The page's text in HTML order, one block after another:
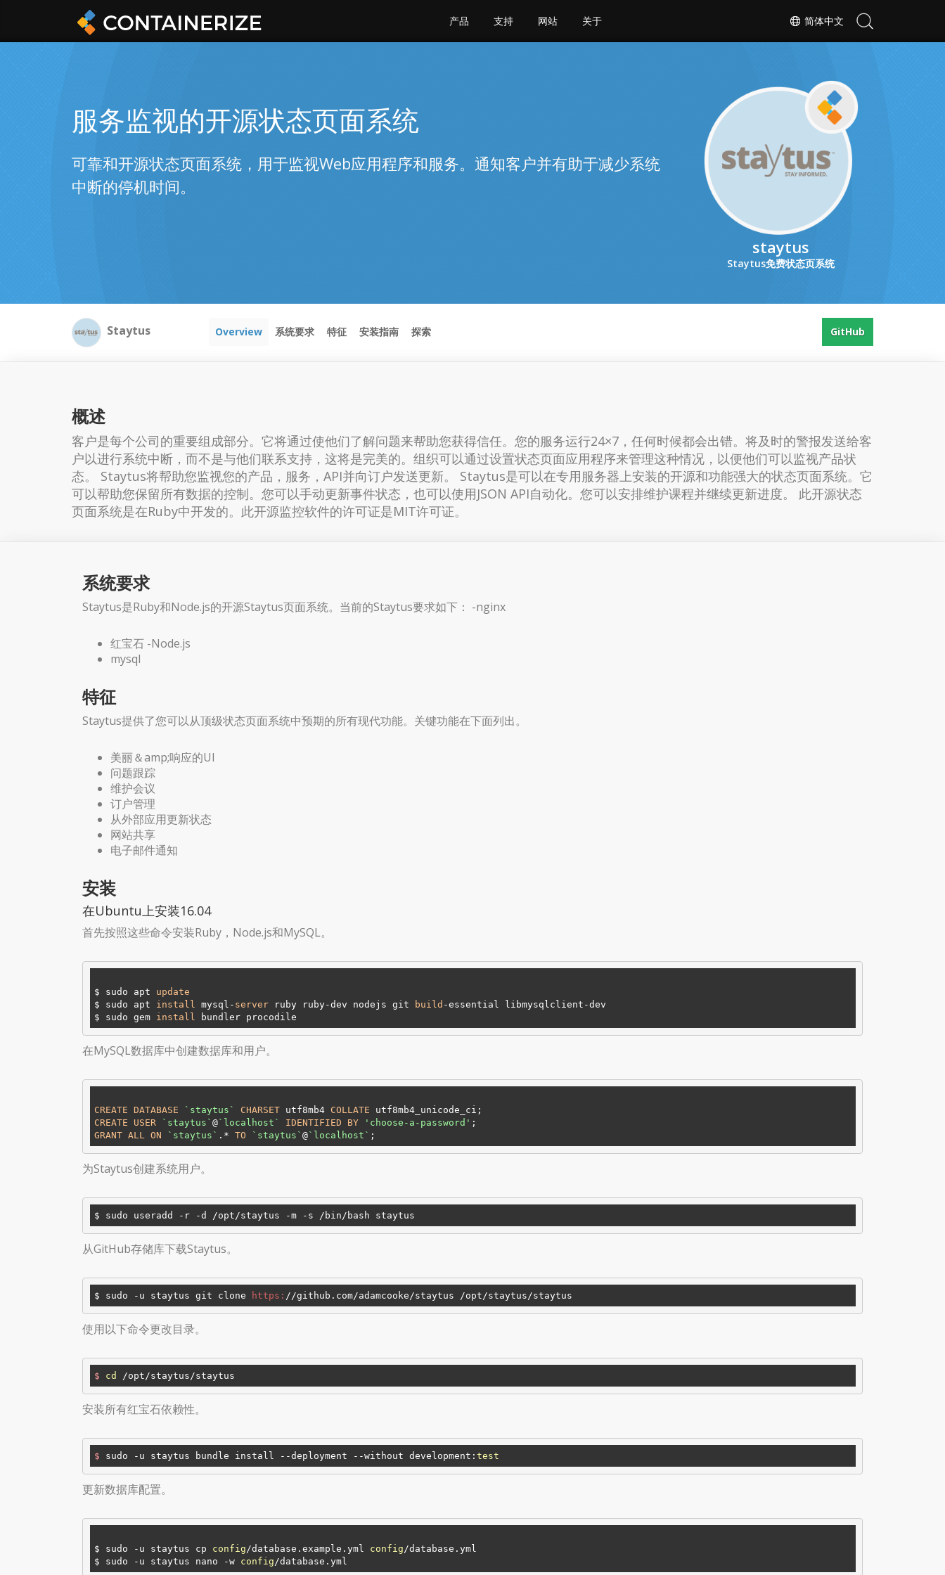
简体中文
产品 支持 网站 关于
staytus
Staytus免费状态页系统
服务监视的开源状态页面系统
可靠和开源状态页面系统，用于监视Web应用程序和服务。通知客户并有助于减少系统
中断的停机时间。
Staytus Overview 系统要求 特征 安装指南 探索 GitHub
概述
客户是每个公司的重要组成部分。它将通过使他们了解问题来帮助您获得信任。您的服务运行24×7，任何时候都会出错。将及时的警报发送给客
户以进行系统中断，而不是与他们联系支持，这将是完美的。组织可以通过设置状态页面应用程序来管理这种情况，以便他们可以监视产品状
态。 Staytus将帮助您监视您的产品，服务，API并向订户发送更新。 Staytus是可以在专用服务器上安装的开源和功能强大的状态页面系统。它
可以帮助您保留所有数据的控制。您可以手动更新事件状态，也可以使用JSON API自动化。您可以安排维护课程并继续更新进度。 此开源状态
页面系统是在Ruby中开发的。此开源监控软件的许可证是MIT许可证。
系统要求
Staytus是Ruby和Node.js的开源Staytus页面系统。当前的Staytus要求如下： -nginx
红宝石 -Node.js
mysql
特征
Staytus提供了您可以从顶级状态页面系统中预期的所有现代功能。关键功能在下面列出。
美丽＆amp;响应的UI
问题跟踪
维护会议
订户管理
从外部应用更新状态
网站共享
电子邮件通知
安装
在Ubuntu上安装16.04
首先按照这些命令安装Ruby，Node.js和MySQL。
$ sudo apt update
$ sudo apt install mysql- server ruby ruby-dev nodejs git build -essential libmysqlclient-dev
$ sudo gem install
在MySQL数据库中创建数据库和用户。
CREATE DATABASE `staytus` CHARSET utf8mb4 COLLATE
CREATE
USER `staytus` @`localhost` IDENTIFIED BY 'choose-a-password'
GRANT ALL ON `staytus` .* TO `staytus` @`localhost`
为Staytus创建系统用户。
从GitHub存储库下载Staytus。
$ sudo -u staytus git clone https: / /github.com/adamcooke /staytus /opt /staytus/staytus
使用以下命令更改目录。
$ cd /opt/staytus/staytus
安装所有红宝石依赖性。
$ sudo -u staytus bundle install --deployment --without development: test
更新数据库配置。
$ sudo -u staytus cp config /database.example.yml config /database.yml
$ sudo -u staytus nano -w config